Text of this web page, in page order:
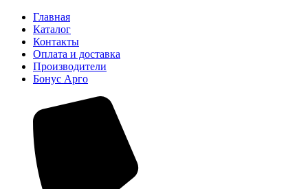
Главная
Каталог
Контакты
Оплата и доставка
Производители
Бонус Арго